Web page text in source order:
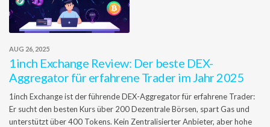
AUG 26, 2025
1inch Exchange Review: Der beste DEX-
Aggregator für erfahrene Trader im Jahr 2025
1inch Exchange ist der führende DEX-Aggregator für erfahrene Trader:
Er sucht den besten Kurs über 200 Dezentrale Börsen, spart Gas und
unterstützt über 400 Tokens. Kein Zentralisierter Anbieter, aber hohe